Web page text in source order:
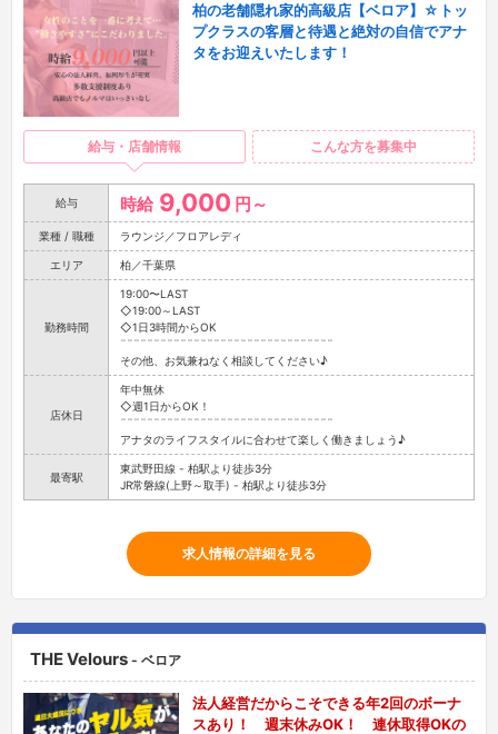
柏の老舗隠れ家的高級店【ベロア】☆トッ
プクラスの客層と待遇と絶対の自信でアナ
タをお迎えいたします！
給与・店舗情報 こんな方を募集中
給与 時給 9,000 円～
業種 / 職種 ラウンジ／フロアレディ
エリア 柏／千葉県
勤務時間
19:00〜LAST
◇19:00～LAST
◇1日3時間からOK
¨¨¨¨¨¨¨¨¨¨¨¨¨¨¨¨¨¨¨¨¨¨¨¨¨¨¨¨¨¨¨¨
その他、お気兼ねなく相談してください♪
店休日
年中無休
◇週1日からOK！
¨¨¨¨¨¨¨¨¨¨¨¨¨¨¨¨¨¨¨¨¨¨¨¨¨¨¨¨¨¨¨¨
アナタのライフスタイルに合わせて楽しく働きましょう♪
最寄駅
東武野田線 - 柏駅より徒歩3分
JR常磐線(上野～取手) - 柏駅より徒歩3分
求人情報の詳細を見る
THE Velours - ベロア
法人経営だからこそできる年2回のボーナ
スあり！ 週末休みOK！ 連休取得OKの